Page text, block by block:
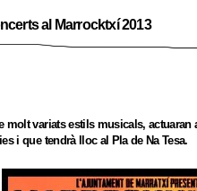
al Marrocktxí 2013
molt variats estils musicals, actuaran
i que tendrà lloc al Pla de Na Tesa.